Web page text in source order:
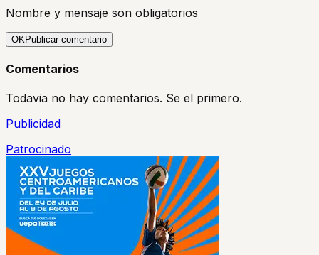
Nombre y mensaje son obligatorios
OKPublicar comentario
Comentarios
Todavia no hay comentarios. Se el primero.
Publicidad
Patrocinado